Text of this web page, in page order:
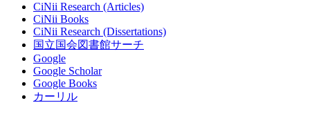
CiNii Research (Articles)
CiNii Books
CiNii Research (Dissertations)
国立国会図書館サーチ
Google
Google Scholar
Google Books
カーリル